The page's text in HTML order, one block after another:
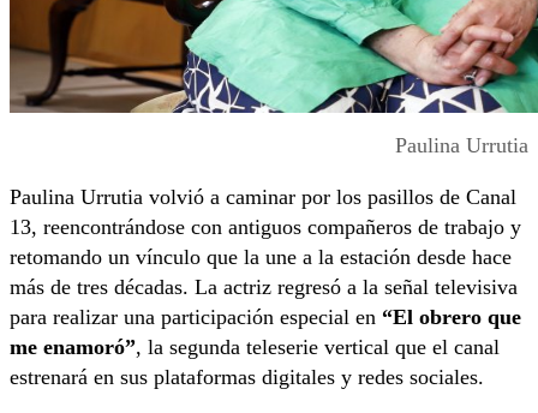
Paulina Urrutia
Paulina Urrutia volvió a caminar por los pasillos de Canal
13, reencontrándose con antiguos compañeros de trabajo y
retomando un vínculo que la une a la estación desde hace
más de tres décadas. La actriz regresó a la señal televisiva
para realizar una participación especial en “El obrero que
me enamoró”, la segunda teleserie vertical que el canal
estrenará en sus plataformas digitales y redes sociales.